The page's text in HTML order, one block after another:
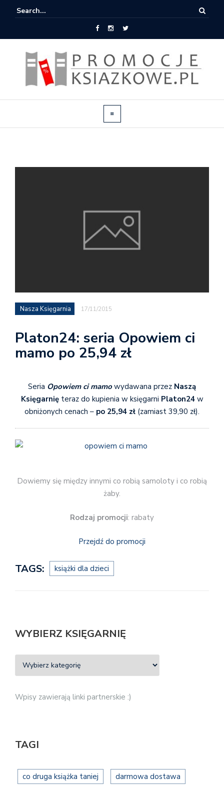
Nasza Księgarnia 17/11/2015
Platon24: seria Opowiem ci
mamo po 25,94 zł
Seria Opowiem ci mamowydawana przez Naszą
Księgarnięteraz do kupienia w księgarni Platon24w
obniżonych cenach – po 25,94 zł (zamiast 39,90 zł).
Dowiemy się między innymi co robią samoloty i co robią
żaby.
Rodzaj promocji: rabaty
Przejdź do promocji
TAGS: książki dla dzieci
WYBIERZ KSIĘGARNIĘ
Wpisy zawierają linki partnerskie :)
TAGI
co druga książka taniej darmowa dostawa